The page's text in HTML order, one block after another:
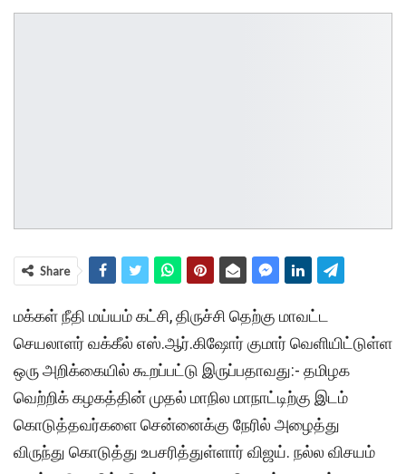
Share
மக்கள் நீதி மய்யம் கட்சி, திருச்சி தெற்கு மாவட்ட
செயலாளர் வக்கீல் எஸ்.ஆர்.கிஷோர் குமார் வெளியிட்டுள்ள
ஒரு அறிக்கையில் கூறப்பட்டு இருப்பதாவது:- தமிழக
வெற்றிக் கழகத்தின் முதல் மாநில மாநாட்டிற்கு இடம்
கொடுத்தவர்களை சென்னைக்கு நேரில் அழைத்து
விருந்து கொடுத்து உபசரித்துள்ளார் விஜய். நல்ல விசயம்